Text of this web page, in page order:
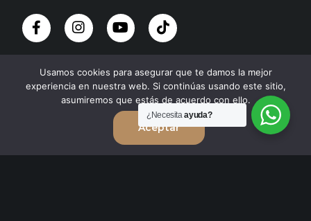
¿Necesitaayuda?
Usamos cookies para asegurar que te damos la mejor
experiencia en nuestra web. Si continúas usando este sitio,
asumiremos que estás de acuerdo con ello.
Aceptar